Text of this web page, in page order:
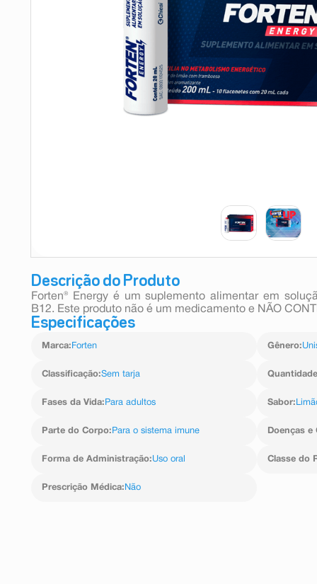
Descrição do Produto
Forten® Energy é um suplemento alimentar em
B12. Este produto não é um medicamento e NÃO
Especificações
Marca: Forten Gênero:
Classificação:Sem tarja Quantidade
Fases da Vida: Para adultos Sabor:
Parte do Corpo: Para o sistema imune Doenças e
Forma de Administração:Uso oral Classe do
Prescrição Médica: Não
9 º teste gravidez
10º esmalte